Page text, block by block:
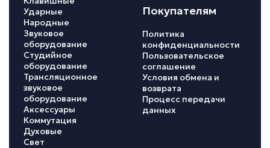
Ударные
Народные
Звуковое
оборудование
Студийное
оборудование
Трансляционное
звуковое
оборудование
Аксессуары
Коммутация
Духовые
Свет
Покупателям
Политика
конфиденциальности
Пользовательское
соглашение
Условия обмена и
возврата
Процесс передачи
данных